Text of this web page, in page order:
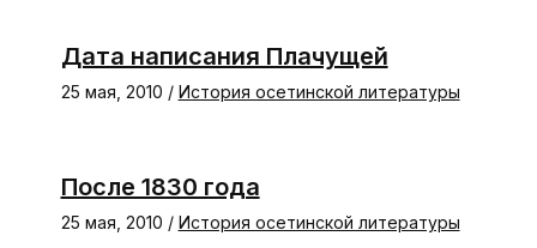
Дата написания Плачущей
25 мая, 2010 / История осетинской литературы
После 1830 года
25 мая, 2010 / История осетинской литературы